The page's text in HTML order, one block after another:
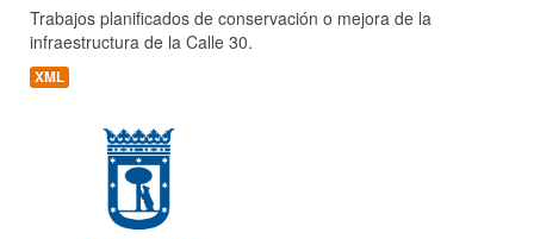
Trabajos planificados de conservación o mejora de la
infraestructura de la Calle 30.
XML